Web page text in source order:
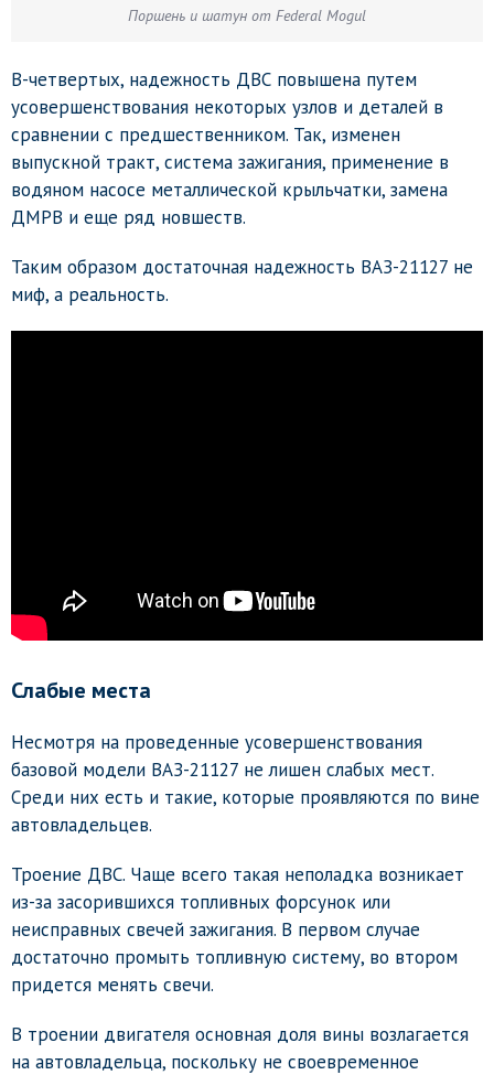
Поршень и шатун от Federal Mogul
В-четвертых, надежность ДВС повышена путем
усовершенствования некоторых узлов и деталей в
сравнении с предшественником. Так, изменен
выпускной тракт, система зажигания, применение в
водяном насосе металлической крыльчатки, замена
ДМРВ и еще ряд новшеств.
Таким образом достаточная надежность ВАЗ-21127 не
миф, а реальность.
Слабые места
Несмотря на проведенные усовершенствования
базовой модели ВАЗ-21127 не лишен слабых мест.
Среди них есть и такие, которые проявляются по вине
автовладельцев.
Троение ДВС. Чаще всего такая неполадка возникает
из-за засорившихся топливных форсунок или
неисправных свечей зажигания. В первом случае
достаточно промыть топливную систему, во втором
придется менять свечи.
В троении двигателя основная доля вины возлагается
на автовладельца, поскольку не своевременное